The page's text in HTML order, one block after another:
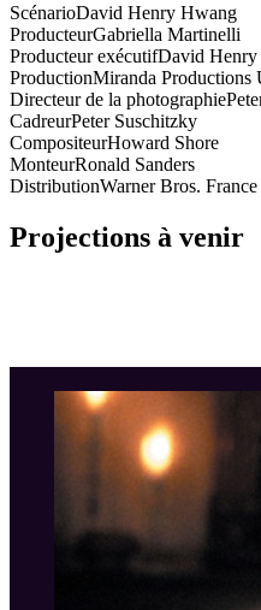
ScénarioDavid Henry Hwang
ProducteurGabriella Martinelli
Producteur exécutifDavid
ProductionMiranda Productions
Directeur de la photographie
CadreurPeter Suschitzky
CompositeurHoward Shore
MonteurRonald Sanders
DistributionWarner Bros. France
Projections à venir